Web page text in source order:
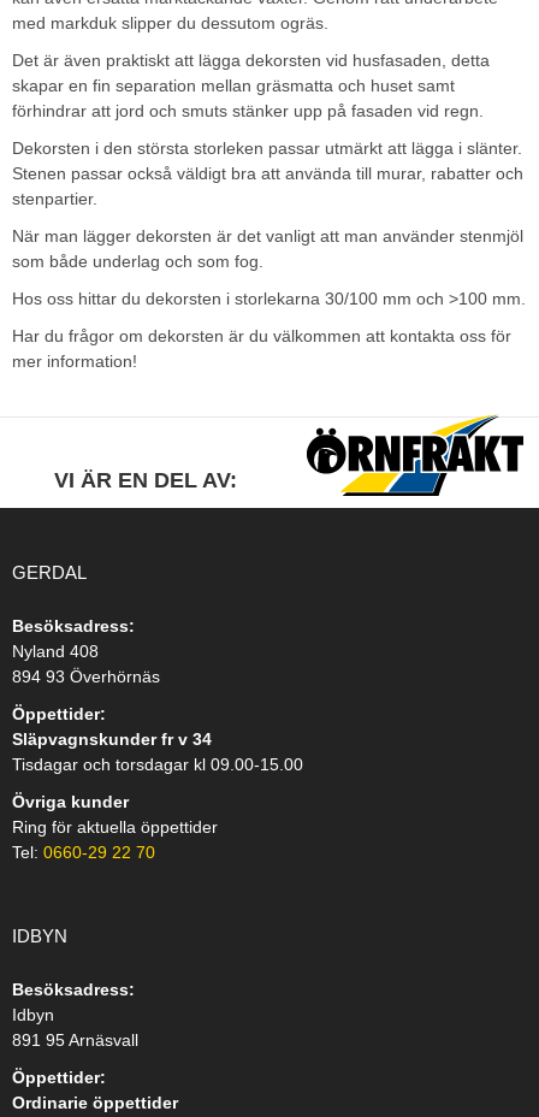
med markduk slipper du dessutom ogräs.
Det är även praktiskt att lägga dekorsten vid husfasaden, detta
skapar en fin separation mellan gräsmatta och huset samt
förhindrar att jord och smuts stänker upp på fasaden vid regn.
Dekorsten i den största storleken passar utmärkt att lägga i slänter.
Stenen passar också väldigt bra att använda till murar, rabatter och
stenpartier.
När man lägger dekorsten är det vanligt att man använder stenmjöl
som både underlag och som fog.
Hos oss hittar du dekorsten i storlekarna 30/100 mm och >100 mm.
Har du frågor om dekorsten är du välkommen att kontakta oss för
mer information!
VI ÄR EN DEL AV:
GERDAL
Besöksadress:
Nyland 408
894 93 Överhörnäs
Öppettider:
Släpvagnskunder fr v 34
Tisdagar och torsdagar kl 09.00-15.00
Övriga kunder
Ring för aktuella öppettider
Tel: 0660-29 22 70
IDBYN
Besöksadress:
Idbyn
891 95 Arnäsvall
Öppettider:
Ordinarie öppettider